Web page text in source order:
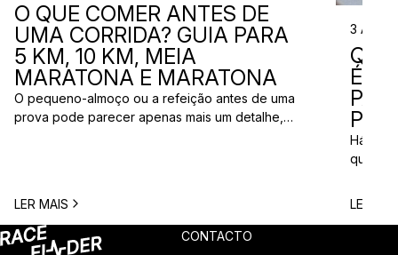
O QUE COMER ANTES DE
UMA CORRIDA? GUIA PARA
5 KM, 10 KM, MEIA
MARATONA E MARATONA
O pequeno-almoço ou a refeição antes de uma
prova pode parecer apenas mais um detalhe,
corredores: o que comer antes de uma corrida?
A […]
LER MAIS
3 Ago
ÉS?
Há
quem
para
LER
CONTACTO